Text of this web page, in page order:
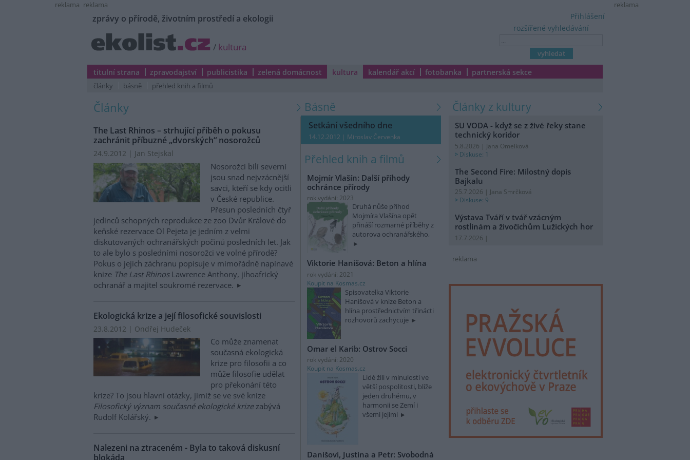
reklama
reklama reklama
zprávy o přírodě, životním prostředí a ekologii
/ kultura
rozšířené vyhledávání
Přihlášení
titulní strana zpravodajství publicistika zelená domácnost kultura kalendář akcí fotobanka partnerská sekce
články básně přehled knih a filmů
Články
The Last Rhinos – strhující příběh o pokusu
zachránit příbuzné „dvorských“ nosorožců
24.9.2012 | Jan Stejskal
Nosorožci bílí severní
jsou snad nejvzácnější
savci, kteří se kdy ocitli
v České republice.
Přesun posledních čtyř
jedinců schopných reprodukce ze zoo Dvůr Králové do
keňské rezervace Ol Pejeta je jedním z velmi
diskutovaných ochranářských počinů posledních let. Jak
to ale bylo s posledními nosorožci ve volné přírodě?
Pokus o jejich záchranu popisuje v mimořádně napínavé
knize The Last RhinosLawrence Anthony, jihoafrický
ochranář a majitel soukromé rezervace.
Ekologická krize a její filosofické souvislosti
23.8.2012 | Ondřej Hudeček
Co může znamenat
současná ekologická
krize pro filosofii a co
může filosofie udělat
pro překonání této
krize? To jsou hlavní otázky, jimiž se ve své knize
Filosofický význam současné ekologické krizezabývá
Rudolf Kolářský.
Nalezeni na ztraceném - Byla to taková diskusní
blokáda
Básně
Setkání všedního dne
14.12.2012 | Miroslav Červenka
Přehled knih a filmů
Mojmír Vlašín: Další příhody
ochránce přírody
rok vydání: 2023
Druhá nůše příhod
Mojmíra Vlašína opět
přináší rozmarné příběhy z
autorova ochranářského,
Viktorie Hanišová: Beton a hlína
rok vydání: 2021
Koupit na Kosmas.cz
Spisovatelka Viktorie
Hanišová v knize Beton a
hlína prostřednictvím třinácti
rozhovorů zachycuje
Omar el Karib: Ostrov Socci
rok vydání: 2020
Koupit na Kosmas.cz
Lidé žili v minulosti ve
větší pospolitosti, blíže
jeden druhému, v
harmonii se Zemí i
všemi jejími
Danišovi, Justina a Petr: Svobodná
články z kultury
SU VODA - když se z živé řeky stane
technický koridor
5.8.2026 | Jana Omelková
Diskuse: 1
The Second Fire: Milostný dopis
Bajkalu
25.7.2026 | Jana Smrčková
Diskuse: 9
Výstava Tváří v tvář vzácným
rostlinám a živočichům Lužických hor
17.7.2026 |
reklama